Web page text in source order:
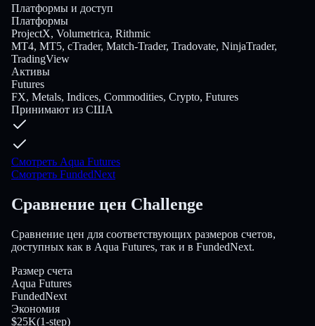
Платформы и доступ
Платформы
ProjectX, Volumetrica, Rithmic
MT4, MT5, cTrader, Match-Trader, Tradovate, NinjaTrader,
TradingView
Активы
Futures
FX, Metals, Indices, Commodities, Crypto, Futures
Принимают из США
Смотреть Aqua Futures
Смотреть FundedNext
Сравнение цен Challenge
Сравнение цен для соответствующих размеров счетов,
доступных как в Aqua Futures, так и в FundedNext.
Размер счета
Aqua Futures
FundedNext
Экономия
$25K(1-step)